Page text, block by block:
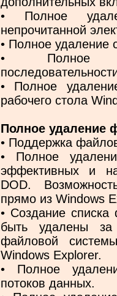
• Полное
непрочитанной
• Полное удаление
• Полное
• Полное
рабочего стола
Полное удаление
• Поддержка
• Полное
эффективных и
DOD.
прямо из Windows
• Создание
быть удалены
файловой
Windows Explorer.
• Полное
потоков данных.